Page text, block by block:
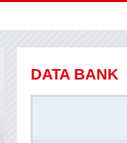
DATA BANK